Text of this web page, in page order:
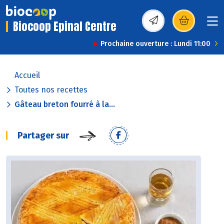
Biocoop Epinal Centre (s’ouvre dans une
Prochaine ouverture : Lundi 11:00
Accueil
Toutes nos recettes
Gâteau breton fourré à la...
Partager sur